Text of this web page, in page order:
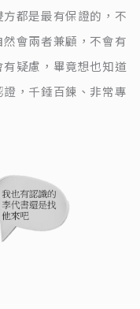
都是最有保證的，不
會兩者兼顧，不會有
疑慮，畢竟想也知道
，千錘百鍊、非常專